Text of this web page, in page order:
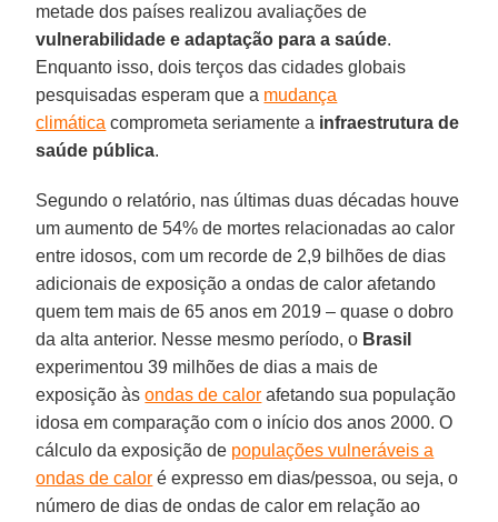
metade dos países realizou avaliações de
vulnerabilidade e adaptação para a saúde.
Enquanto isso, dois terços das cidades globais
pesquisadas esperam que a mudança
climática comprometa seriamente a infraestrutura de
saúde pública.
Segundo o relatório, nas últimas duas décadas houve
um aumento de 54% de mortes relacionadas ao calor
entre idosos, com um recorde de 2,9 bilhões de dias
adicionais de exposição a ondas de calor afetando
quem tem mais de 65 anos em 2019 – quase o dobro
da alta anterior. Nesse mesmo período, o Brasil
experimentou 39 milhões de dias a mais de
exposição àsondas de calor afetando sua população
idosa em comparação com o início dos anos 2000. O
cálculo da exposição de populações vulneráveis a
ondas de calor é expresso em dias/pessoa, ou seja, o
número de dias de ondas de calor em relação ao